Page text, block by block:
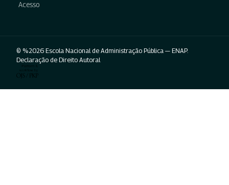
Acesso
© %2026 Escola Nacional de Administração Pública — ENAP.
Declaração de Direito Autoral